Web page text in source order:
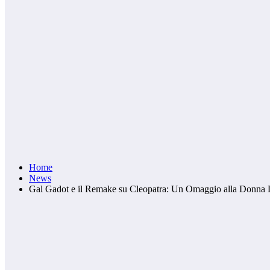
Home
News
Gal Gadot e il Remake su Cleopatra: Un Omaggio alla Donna